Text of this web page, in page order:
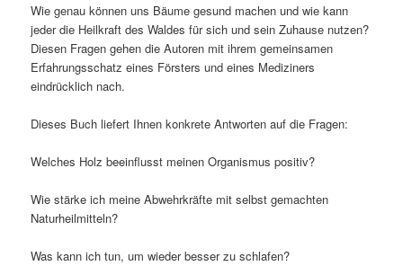
Wie genau können uns Bäume gesund machen und wie kann
jeder die Heilkraft des Waldes für sich und sein Zuhause nutzen?
Diesen Fragen gehen die Autoren mit ihrem gemeinsamen
Erfahrungsschatz eines Försters und eines Mediziners
eindrücklich nach.
Dieses Buch liefert Ihnen konkrete Antworten auf die Fragen:
Welches Holz beeinflusst meinen Organismus positiv?
Wie stärke ich meine Abwehrkräfte mit selbst gemachten
Naturheilmitteln?
Was kann ich tun, um wieder besser zu schlafen?